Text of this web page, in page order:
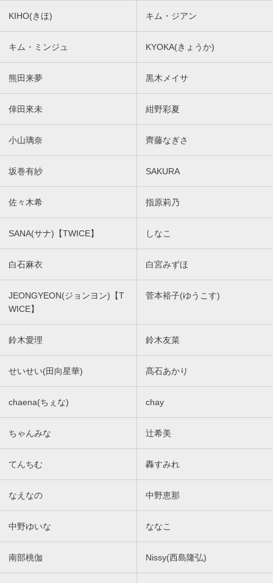
KIHO(きほ) キム・ジアン
キム・ミンジュ KYOKA(きょうか)
熊田来夢 黒木メイサ
倖田來未 紺野彩夏
小山璃奈 齊藤なぎさ
坂巻有紗 SAKURA
佐々木希 指原莉乃
SANA(サナ)【TWICE】 しなこ
白石麻衣 白宮みずほ
JEONGYEON(ジョンヨン)【T
WICE】
菅本裕子(ゆうこす)
鈴木愛理 鈴木友菜
せいせい(田向星華) 髙石あかり
chaena(ちぇな) chay
ちゃんみな 辻希美
てんちむ 轟すみれ
なえなの 中野恵那
中野ゆいな ななこ
南部桃伽 Nissy(西島隆弘)